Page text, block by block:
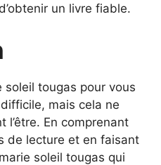
un livre fiable.
soleil tougas pour vous
mais cela ne
l’être. En comprenant
de lecture et en faisant
soleil tougas qui